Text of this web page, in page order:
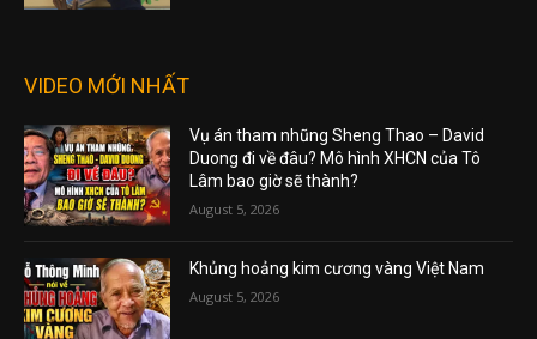
VIDEO MỚI NHẤT
Vụ án tham nhũng Sheng Thao – David
Duong đi về đâu? Mô hình XHCN của Tô
Lâm bao giờ sẽ thành?
August 5, 2026
Khủng hoảng kim cương vàng Việt Nam
August 5, 2026